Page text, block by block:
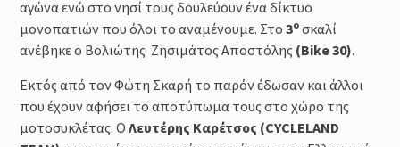
αγώνα ενώ στο νησί τους δουλεύουν ένα δίκτυο
μονοπατιών που όλοι το αναμένουμε. Στο 3ο σκαλί
ανέβηκε o Βολιώτης Ζησιμάτος Αποστόλης (Bike 30).
Εκτός από τον Φώτη Σκαρή το παρόν έδωσαν και άλλοι
που έχουν αφήσει το αποτύπωμα τους στο χώρο της
μοτοσυκλέτας. Ο Λευτέρης Καρέτσος (CYCLELAND